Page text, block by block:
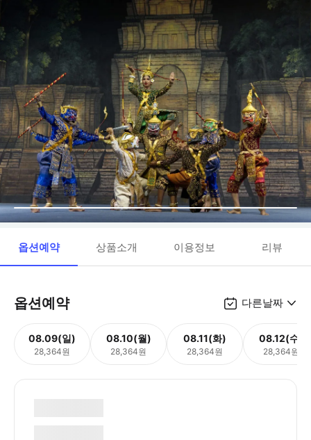
옵션예약 상품소개 이용정보 리뷰
옵션예약 다른날짜
08.09(일)
28,364원
08.10(월)
28,364원
08.11(화)
28,364원
08.12(수)
28,364원